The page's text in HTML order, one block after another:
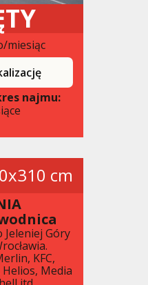
miesiąc
najmu:
cm
Jeleniej Góry
KFC,
Media